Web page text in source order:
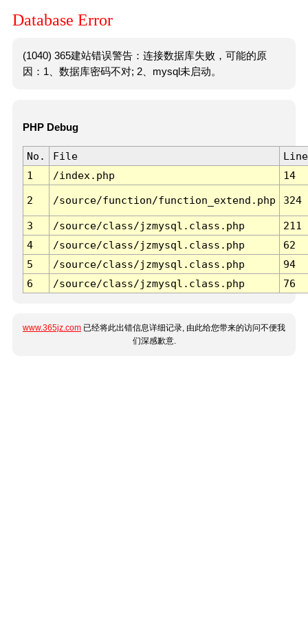
Database Error
(1040) 365建站错误警告：连接数据库失败，可能的原
因：1、数据库密码不对; 2、mysql未启动。
PHP Debug
No. File
Line
1
/index.php 14
2 /source/function/function_extend.php 324
3 /source/class/jzmysql.class.php
211
4
/source/class/jzmysql.class.php
62
5
/source/class/jzmysql.class.php
94
6
/source/class/jzmysql.class.php 76
www.365jz.com 已经将此出错信息详细记录, 由此给您带来的访问不便我
们深感歉意.